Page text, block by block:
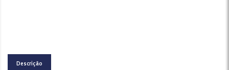
Descrição